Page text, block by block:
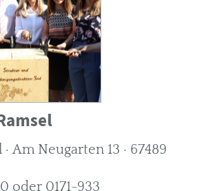
Am Neugarten 13 · 67489
oder 0171-933